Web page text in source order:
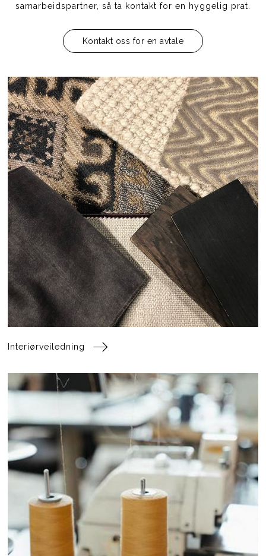
samarbeidspartner, så ta kontakt for en hyggelig prat.
Kontakt oss for en avtale
Interiørveiledning